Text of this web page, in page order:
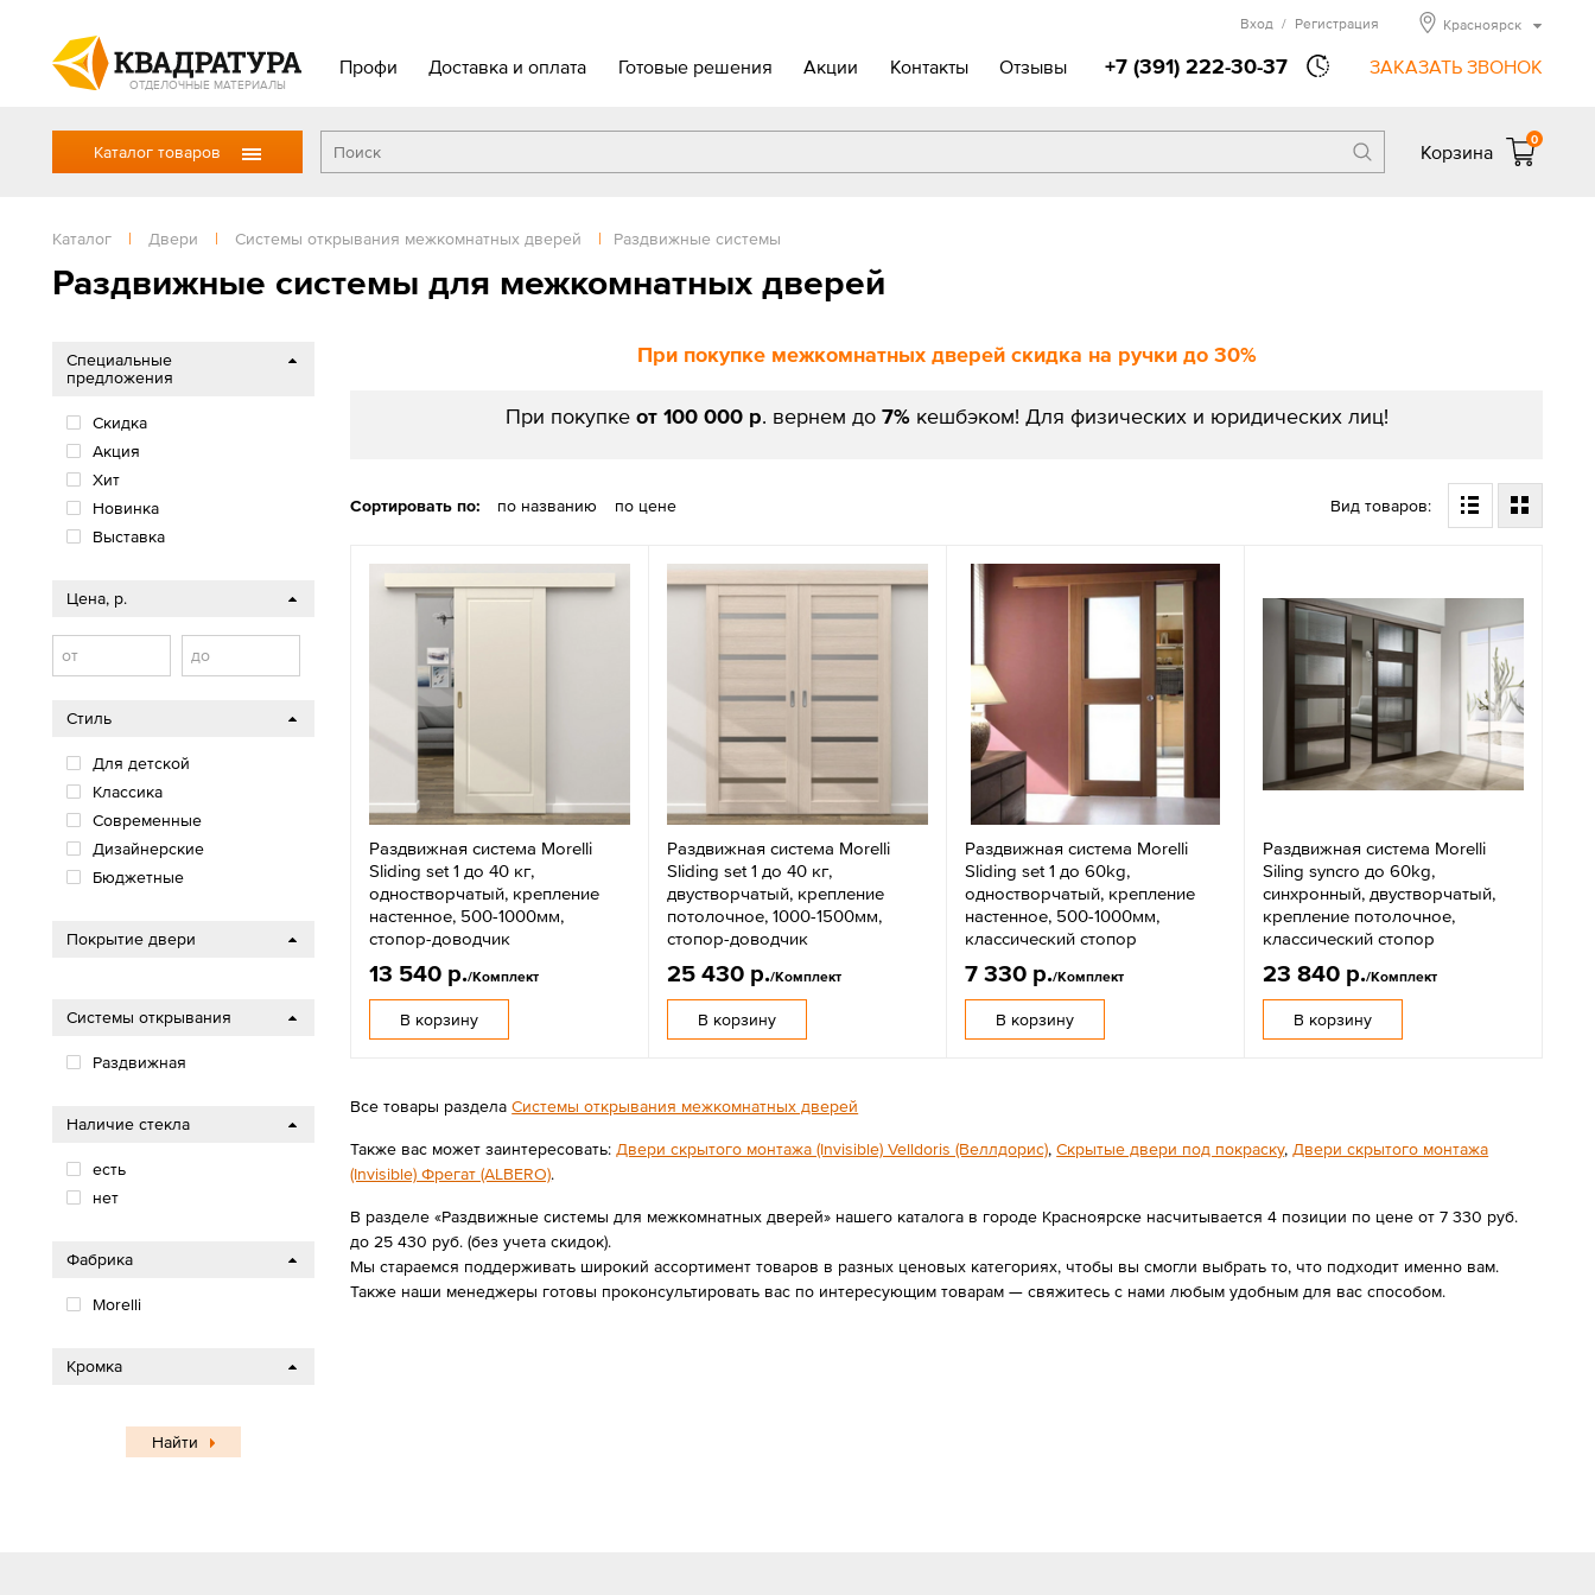
ОТДЕЛОЧНЫЕ МАТЕРИАЛЫ
Профи Доставка и оплата Готовые решения Акции Контакты Отзывы +7 (391) 222-30-37 ЗАКАЗАТЬ ЗВОНОК
Вход / Регистрация Красноярск
Каталог товаров Корзина
0
Каталог | Двери | Системы открывания межкомнатных дверей | Раздвижные системы
Раздвижные системы для межкомнатных дверей
При покупке межкомнатных дверей скидка на ручки до 30%
При покупке от 100 000 р. вернем до 7% кешбэком! Для физических и юридических лиц!
Сортировать по: по названию по цене Вид товаров:
Раздвижная система Morelli
Sliding set 1 до 40 кг,
одностворчатый, крепление
настенное, 500-1000мм,
стопор-доводчик
13 540 р./Комплект
В корзину
Раздвижная система Morelli
Sliding set 1 до 40 кг,
двустворчатый, крепление
потолочное, 1000-1500мм,
стопор-доводчик
25 430 р./Комплект
В корзину
Раздвижная система Morelli
Sliding set 1 до 60kg,
одностворчатый, крепление
настенное, 500-1000мм,
классический стопор
7 330 р./Комплект
В корзину
Раздвижная система Morelli
Siling syncro до 60kg,
синхронный, двустворчатый,
крепление потолочное,
классический стопор
23 840 р./Комплект
В корзину
Все товары разделаСистемы открывания межкомнатных дверей
Также вас может заинтересовать: Двери скрытого монтажа (Invisible) Velldoris (Веллдорис),Скрытые двери под покраску, Двери скрытого монтажа
(Invisible) Фрегат (ALBERO).
В разделе «Раздвижные системы для межкомнатных дверей» нашего каталога в городе Красноярске насчитывается 4 позиции по цене от 7 330 руб.
до 25 430 руб. (без учета скидок).
Мы стараемся поддерживать широкий ассортимент товаров в разных ценовых категориях, чтобы вы смогли выбрать то, что подходит именно вам.
Также наши менеджеры готовы проконсультировать вас по интересующим товарам — свяжитесь с нами любым удобным для вас способом.
Специальные
предложения
Скидка
Акция
Хит
Новинка
Выставка
Цена, р.
от до
Стиль
Для детской
Классика
Современные
Дизайнерские
Бюджетные
Покрытие двери
Системы открывания
Раздвижная
Наличие стекла
есть
нет
Фабрика
Morelli
Кромка
Найти